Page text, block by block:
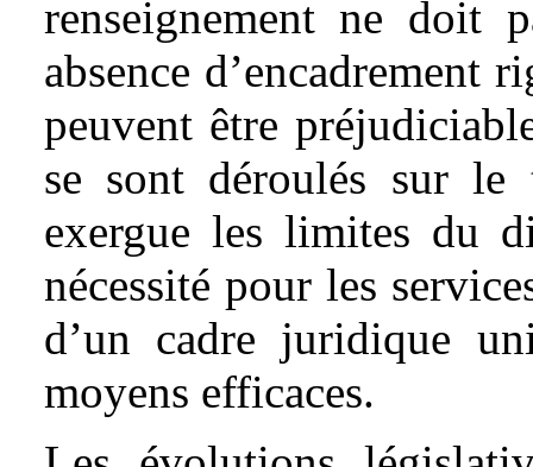
renseignement ne doit
absence d’encadrement
peuvent être
se sont déroulés sur
exergue les limites du
nécessité pour les
d’un cadre juridique
moyens efficaces.